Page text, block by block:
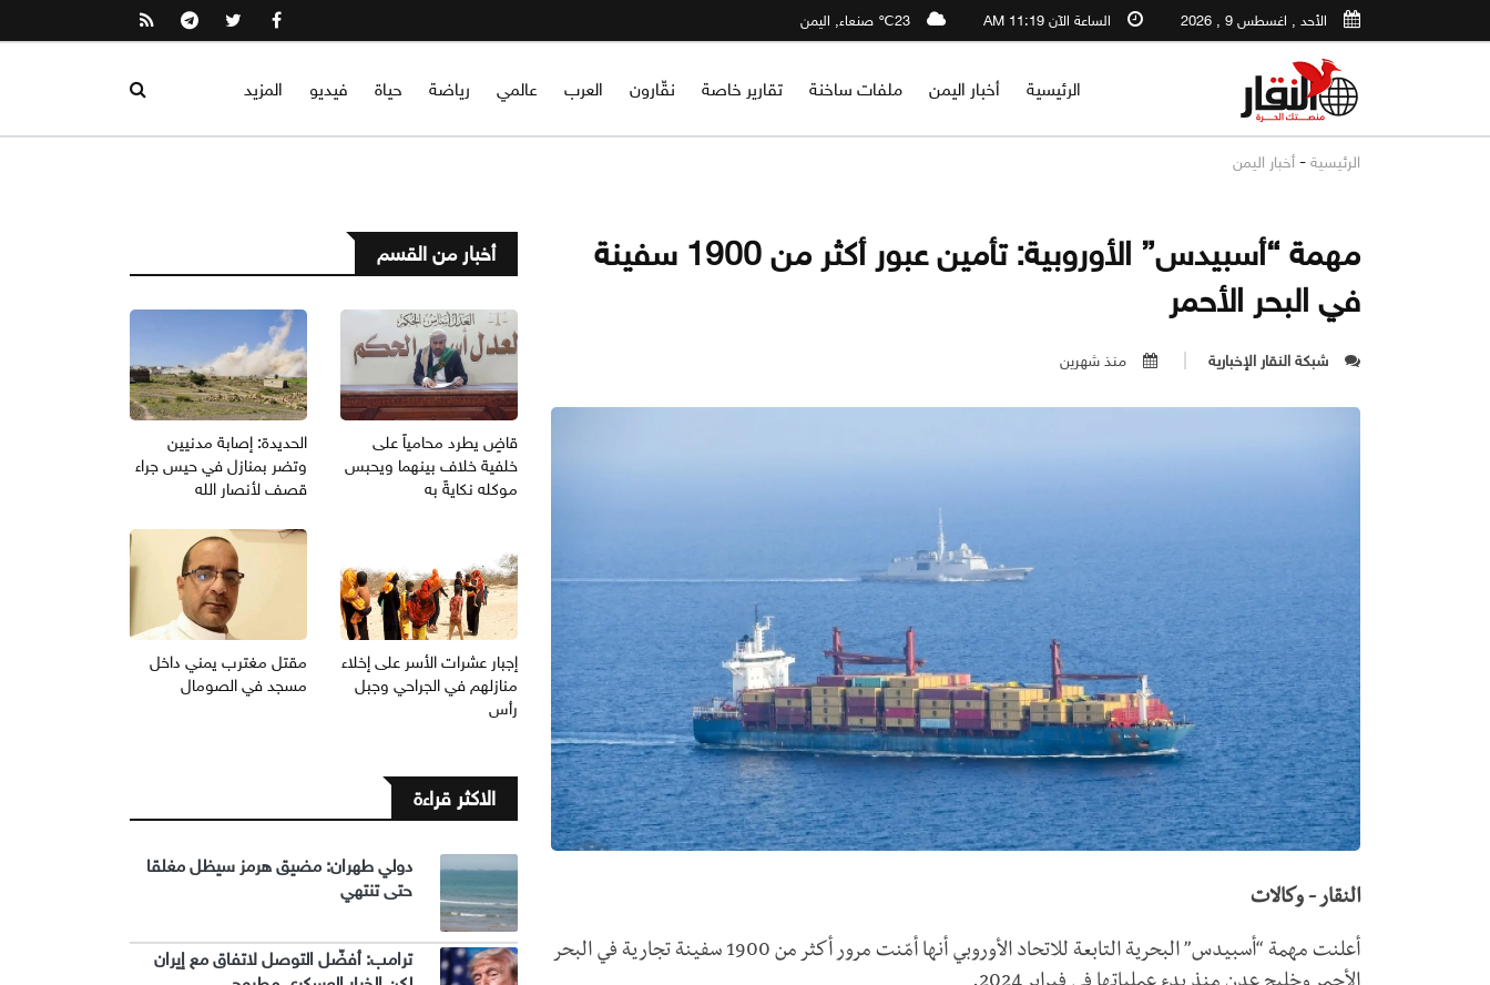
الأحد , اغسطس 9 , 2026 الساعة الآن 11:19 AM 23℃ صنعاء, اليمن
الرئيسية أخبار اليمن ملفات ساخنة تقارير خاصة نقّارون العرب عالمي رياضة حياة فيديو المزيد
الرئيسية - أخبار اليمن
مهمة “أسبيدس” الأوروبية: تأمين عبور أكثر من 1900 سفينة
في البحر الأحمر
شبكة النقار الإخبارية منذ شهرين
النقار - وكالات
أعلنت مهمة “أسبيدس” البحرية التابعة للاتحاد الأوروبي أنها أمّنت مرور أكثر من 1900 سفينة تجارية في البحر
أخبار من القسم
قاضٍ يطرد محامياً على
خلفية خلاف بينهما ويحبس
موكله نكايةً به
الحديدة: إصابة مدنيين
وتضر بمنازل في حيس جراء
قصف لأنصار الله
إجبار عشرات الأسر على إخلاء
منازلهم في الجراحي وجبل
رأس
مقتل مغترب يمني داخل
مسجد في الصومال
الاكثر قراءة
دولي طهران: مضيق هرمز سيظل مغلقا
حتى تنتهي
ترامب: أفضّل التوصل لاتفاق مع إيران